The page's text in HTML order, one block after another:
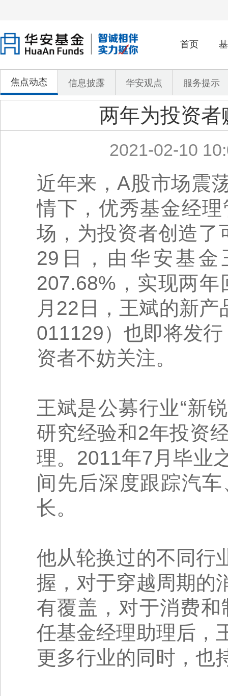
首页
焦点动态 信息披露 华安观点 服务提示
两年为投资
2021-02-10
近年来，A股市场震
情下，优秀基金经
场，为投资者创造了
29日，由华安基
207.68%，实现两
月22日，王斌的新
011129）也即将发
资者不妨关注。
王斌是公募行业“新
研究经验和2年投资
理。2011年7月毕业
间先后深度跟踪汽
长。
他从轮换过的不同行
握，对于穿越周期的
有覆盖，对于消费
任基金经理助理后，
更多行业的同时，也